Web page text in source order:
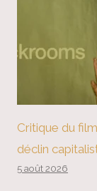
Critique du
déclin
5 août 2026